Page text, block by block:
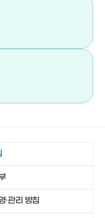
4990
051-792-4942
4671
·관리 방침